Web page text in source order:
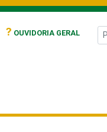
? OUVIDORIA GERAL